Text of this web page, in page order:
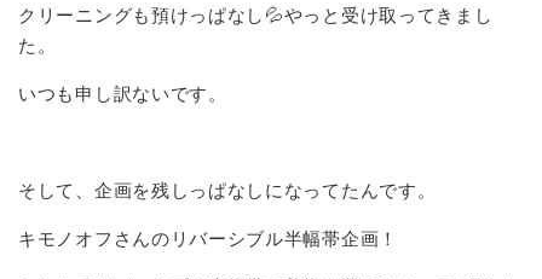
クリーニングも預けっぱなし💦やっと受け取ってきまし
た。
いつも申し訳ないです。
そして、企画を残しっぱなしになってたんです。
キモノオフさんのリバーシブル半幅帯企画！